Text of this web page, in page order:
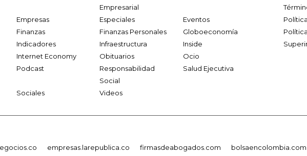
Empresarial
Empresas Especiales
Eventos
Finanzas
Finanzas Personales
Globoeconomía
Indicadores
Infraestructura
Inside
Internet Economy
Obituarios
Ocio
Podcast
Responsabilidad
Social
Salud Ejecutiva
Sociales Videos
empresas.larepublica.co firmasdeabogados.com
bolsaencolombia.com